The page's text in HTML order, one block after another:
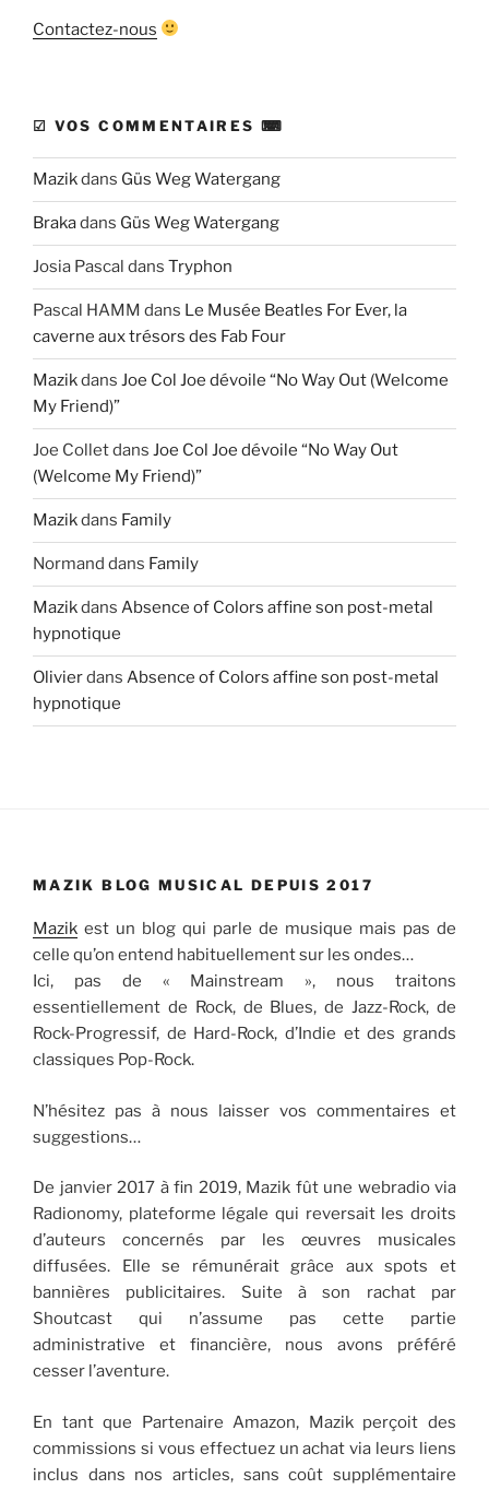
Contactez-nous
☑ VOS COMMENTAIRES ⌨
Mazikdans Güs Weg Watergang
Brakadans Güs Weg Watergang
Josia Pascal dans Tryphon
Pascal HAMM dans Le Musée Beatles For Ever, la
caverne aux trésors des Fab Four
Mazikdans Joe Col Joe dévoile “No Way Out (Welcome
My Friend)”
Joe Colletdans Joe Col Joe dévoile “No Way Out
(Welcome My Friend)”
Mazikdans Family
Normand dans Family
Mazikdans Absence of Colors affine son post-metal
hypnotique
Olivierdans Absence of Colors affine son post-metal
hypnotique
MAZIK BLOG MUSICAL DEPUIS 2017
Mazik est un blog qui parle de musique mais pas de
celle qu’on entend habituellement sur les ondes…
Ici, pas de « Mainstream », nous traitons
essentiellement de Rock, de Blues, de Jazz-Rock, de
Rock-Progressif, de Hard-Rock, d’Indie et des grands
classiques Pop-Rock.
N’hésitez pas à nous laisser vos commentaires et
suggestions…
De janvier 2017 à fin 2019, Mazik fût une webradio via
Radionomy, plateforme légale qui reversait les droits
d’auteurs concernés par les œuvres musicales
diffusées. Elle se rémunérait grâce aux spots et
bannières publicitaires. Suite à son rachat par
Shoutcast qui n’assume pas cette partie
administrative et financière, nous avons préféré
cesser l’aventure.
En tant que Partenaire Amazon, Mazik perçoit des
commissions si vous effectuez un achat via leurs liens
inclus dans nos articles, sans coût supplémentaire